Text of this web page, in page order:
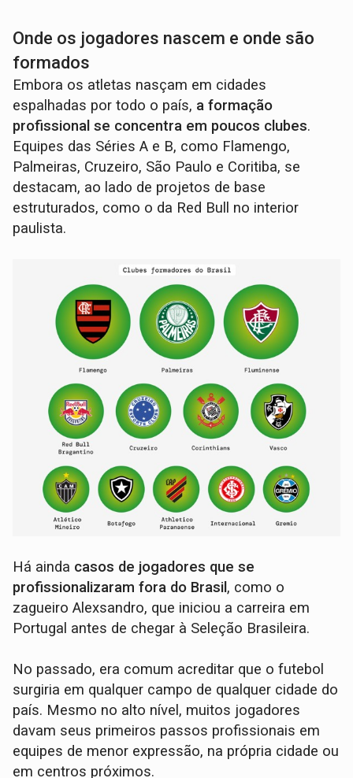
Onde os jogadores nascem e onde são
formados
Embora os atletas nasçam em cidades
espalhadas por todo o país, a formação
profissional se concentra em poucos clubes.
Equipes das Séries A e B, como Flamengo,
Palmeiras, Cruzeiro, São Paulo e Coritiba, se
destacam, ao lado de projetos de base
estruturados, como o da Red Bull no interior
paulista.
Há ainda casos de jogadores que se
profissionalizaram fora do Brasil , como o
zagueiro Alexsandro, que iniciou a carreira em
Portugal antes de chegar à Seleção Brasileira.
No passado, era comum acreditar que o futebol
surgiria em qualquer campo de qualquer cidade do
país. Mesmo no alto nível, muitos jogadores
davam seus primeiros passos profissionais em
equipes de menor expressão, na própria cidade ou
em centros próximos.